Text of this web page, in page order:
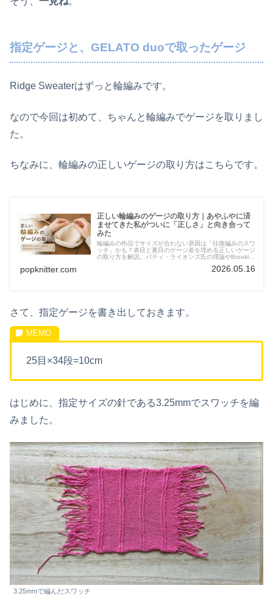
指定ゲージと、GELATO duoで取ったゲージ
Ridge Sweaterはずっと輪編みです。
なので今回は初めて、ちゃんと輪編みでゲージを取りまし
た。
ちなみに、輪編みの正しいゲージの取り方はこちらです。
正しい輪編みのゲージの取り方｜あやふやに済
ませてきた私がついに「正しさ」と向き合って
みた
輪編みの作品でサイズが合わない原因は「往復編みのスワ
ッチ」かも？表目と裏目のゲージ差を埋める正しいゲージ
の取り方を解説。パティ・ライオンズ氏の理論やBrooklyn
popknitter.com 2026.05.16
さて、指定ゲージを書き出しておきます。
25目×34段=10cm
はじめに、指定サイズの針である3.25mmでスワッチを編
みました。
3.25mmで編んだスワッチ